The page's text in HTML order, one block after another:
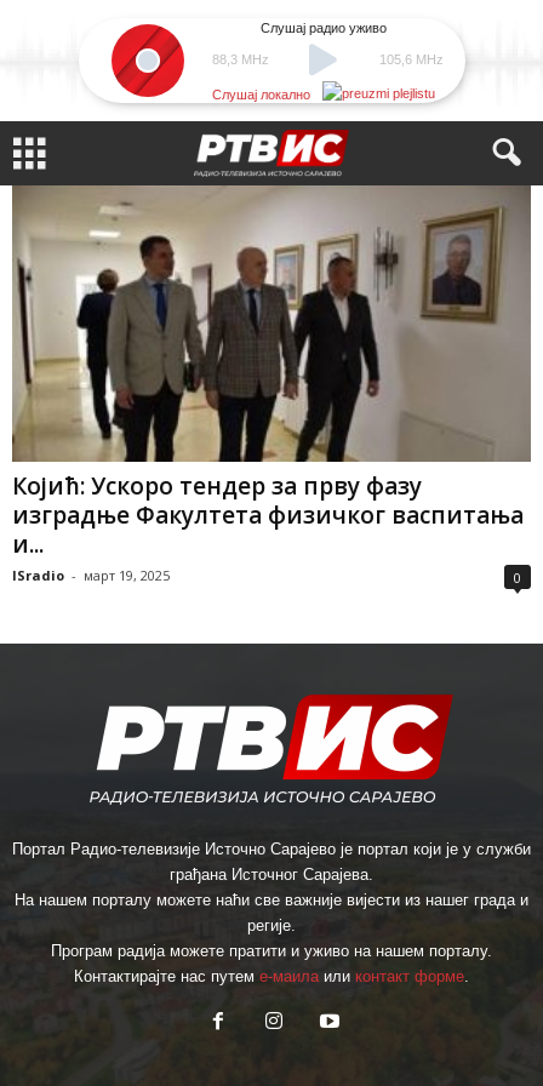
88,3 MHz
Слушај радио уживо
105,6 MHz
Слушај локално
Којић: Ускоро тендер за прву фазу
изградње Факултета физичког васпитања
и...
ISradio - март 19, 2025 0
Портал Радио-телевизије Источно Сарајево је портал који је у служби
грађана Источног Сарајева.
На нашем порталу можете наћи све важније вијести из нашег града и
регије.
Програм радија можете пратити и уживо на нашем порталу.
Контактирајте нас путем е-маилаили контакт форме.